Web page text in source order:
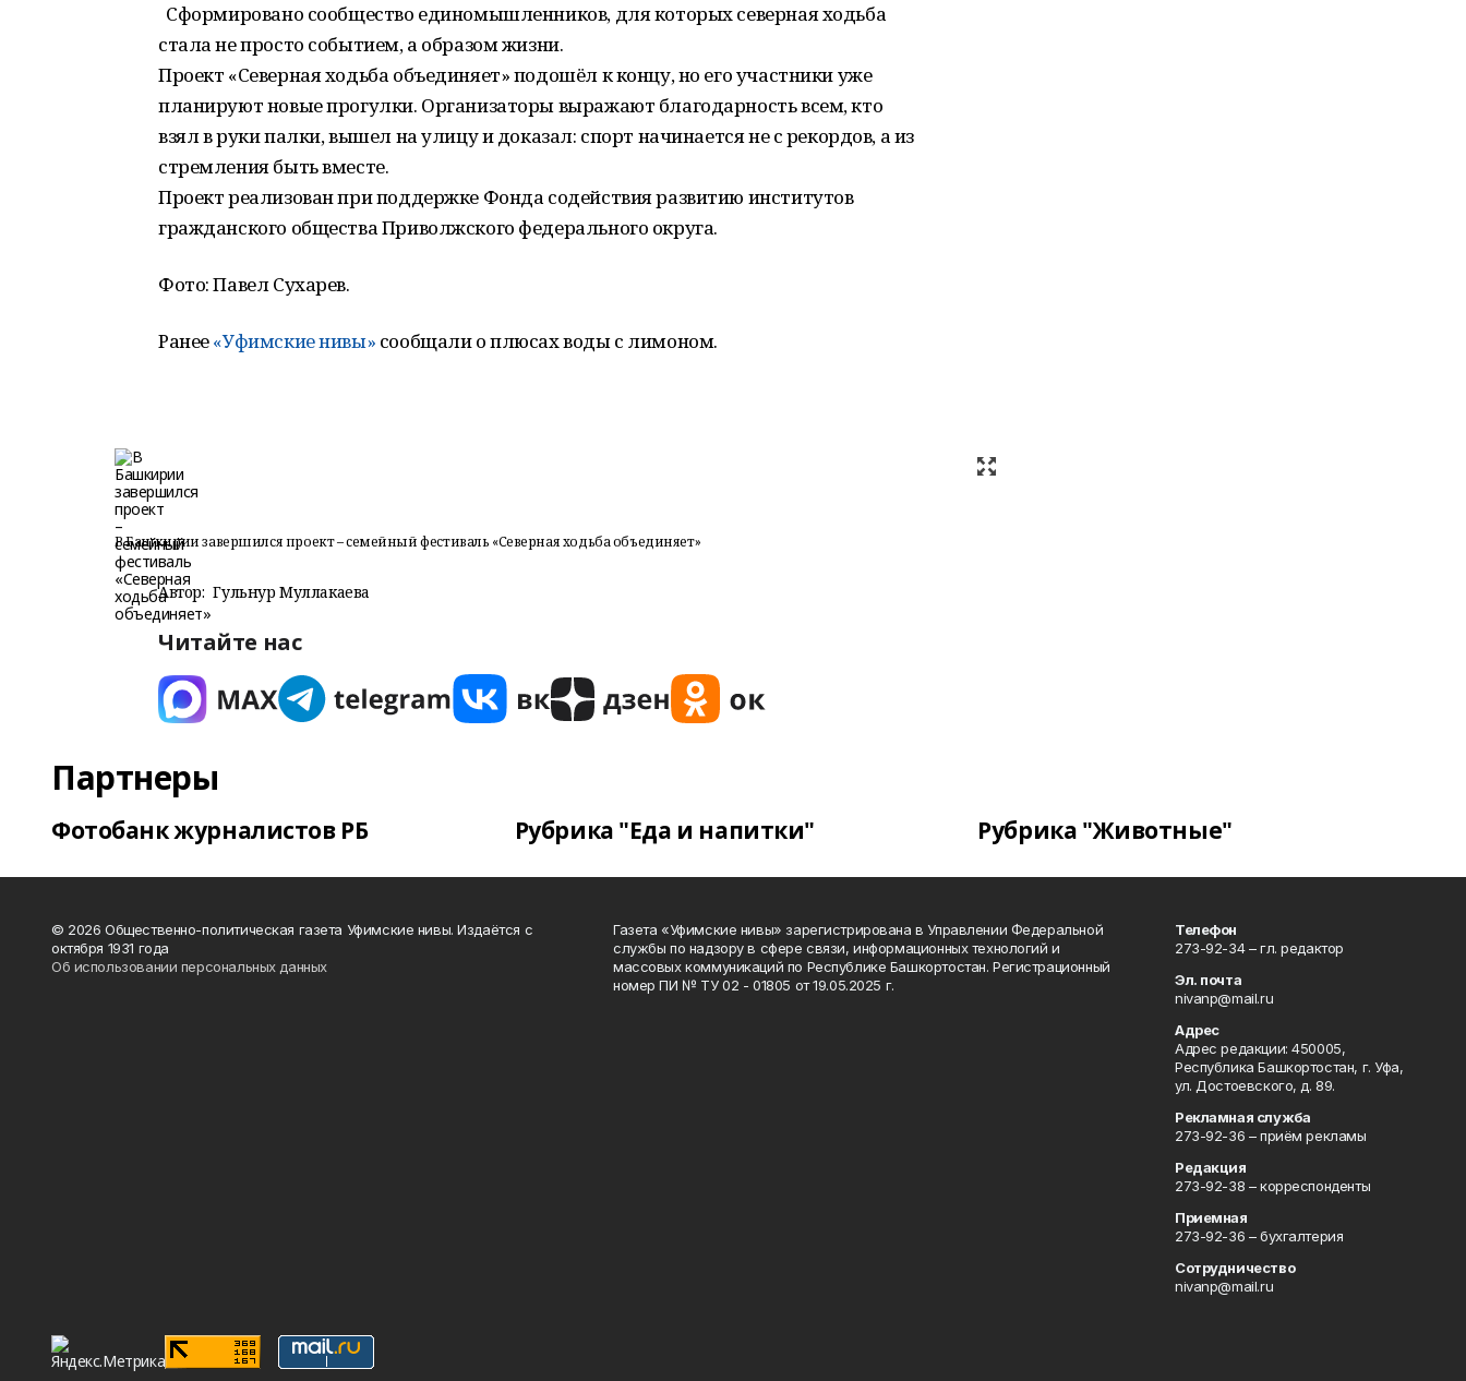
Сформировано сообщество единомышленников, для которых северная ходьба
стала не просто событием, а образом жизни.
Проект «Северная ходьба объединяет» подошёл к концу, но его участники уже
планируют новые прогулки. Организаторы выражают благодарность всем, кто
взял в руки палки, вышел на улицу и доказал: спорт начинается не с рекордов, а из
стремления быть вместе.
Проект реализован при поддержке Фонда содействия развитию институтов
гражданского общества Приволжского федерального округа.
Фото: Павел Сухарев.
Ранее«Уфимские нивы» сообщали о плюсах воды с лимоном.
В Башкирии завершился проект – семейный фестиваль «Северная ходьба объединяет»
Автор: Гульнур Муллакаева
Читайте нас
Партнеры
Фотобанк журналистов РБ Рубрика "Еда и напитки" Рубрика "Животные"
© 2026 Общественно-политическая газета Уфимские нивы. Издаётся с
октября 1931 года
Об использовании персональных данных
Газета «Уфимские нивы» зарегистрирована в Управлении Федеральной
службы по надзору в сфере связи, информационных технологий и
массовых коммуникаций по Республике Башкортостан. Регистрационный
номер ПИ № ТУ 02 - 01805 от 19.05.2025 г.
Телефон
273-92-34 – гл. редактор
Эл. почта
nivanp@mail.ru
Адрес
Адрес редакции: 450005,
Республика Башкортостан, г. Уфа,
ул. Достоевского, д. 89.
Рекламная служба
273-92-36 – приём рекламы
Редакция
273-92-38 – корреспонденты
Приемная
273-92-36 – бухгалтерия
Сотрудничество
nivanp@mail.ru